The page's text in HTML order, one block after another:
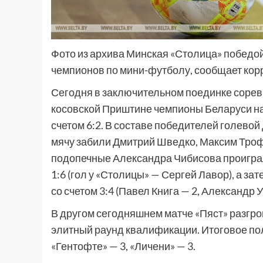
Фото из архива Минская «Столица»
чемпионов по мини-футболу, сообщает
Сегодня в заключительном поединке
косовской Приштине чемпионы Беларуси
счетом 6:2. В составе победителей
мячу забили Дмитрий Шведко, Максим
подопечные Александра Чибисова
1:6 (гол у «Столицы» — Сергей Лавор), а
со счетом 3:4 (Павел Книга — 2, Александр
В другом сегодняшнем матче «Пяст»
элитный раунд квалификации. Итоговое
«Гентофте» — 3, «Личени» — 3.